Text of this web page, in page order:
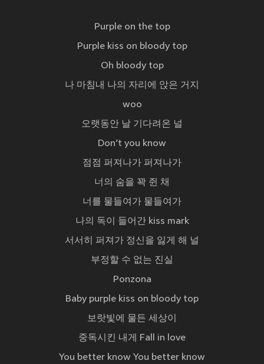
Purple on the top
Purple kiss on bloody top
Oh bloody top
나 마침내 나의 자리에 앉은 거지
woo
오랫동안 날 기다려온 널
Don’t you know
점점 퍼져나가 퍼져나가
너의 숨을 꽉 쥔 채
너를 물들여가 물들여가
나의 독이 들어간 kiss mark
서서히 퍼져가 정신을 잃게 해 널
부정할 수 없는 진실
Ponzona
Baby purple kiss on bloody top
보랏빛에 물든 세상이
중독시킨 내게 Fall in love
You better know You better know